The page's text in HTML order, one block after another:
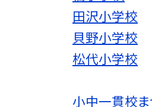
田沢小学校
貝野小学校
松代小学校
小中一貫校